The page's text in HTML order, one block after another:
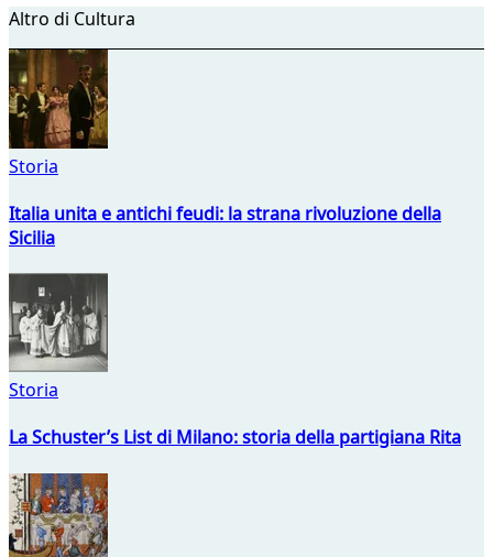
Altro di Cultura
Storia
Italia unita e antichi feudi: la strana rivoluzione della
Sicilia
Storia
La Schuster’s List di Milano: storia della partigiana Rita